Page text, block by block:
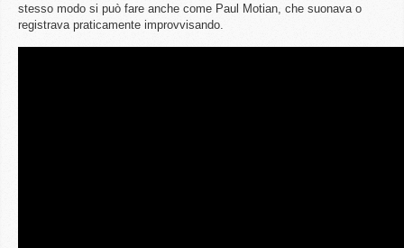
stesso modo si può fare anche come Paul Motian, che suonava o
registrava praticamente improvvisando.